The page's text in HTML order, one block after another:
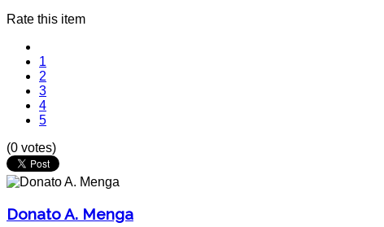
Rate this item
1
2
3
4
5
(0 votes)
Donato A. Menga